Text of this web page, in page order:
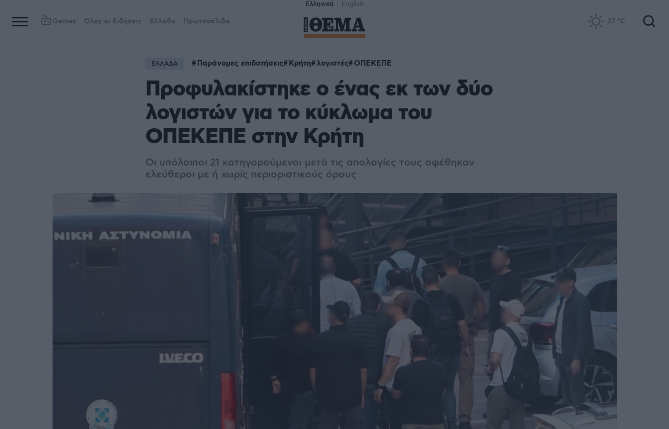
Ελληνικά English
Games Όλες οι Ειδήσεις Ελλάδα Πρωτοσέλιδα 27 °C
ΕΛΛΑΔΑ Παράνομες επιδοτήσεις Κρήτη λογιστές ΟΠΕΚΕΠΕ
Προφυλακίστηκε ο ένας εκ των δύο
λογιστών για το κύκλωμα του
ΟΠΕΚΕΠΕ στην Κρήτη
Οι υπόλοιποι 21 κατηγορούμενοι μετά τις απολογίες τους αφέθηκαν
ελεύθεροι με ή χωρίς περιοριστικούς όρους